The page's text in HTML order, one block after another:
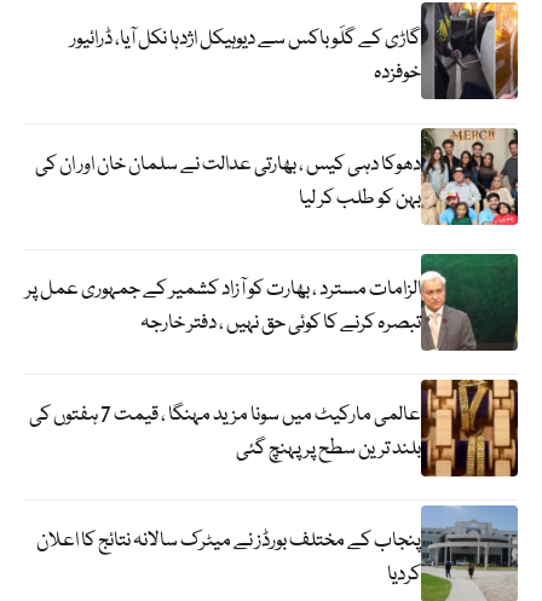
گاڑی کے گلَو باکس سے دیوہیکل اژدہا نکل آیا، ڈرائیور
خوفزدہ
دھوکا دہی کیس ، بھارتی عدالت نے سلمان خان اور ان کی
بہن کو طلب کر لیا
الزامات مسترد ، بھارت کو آزاد کشمیر کے جمہوری عمل پر
تبصرہ کرنے کا کوئی حق نہیں ، دفتر خارجہ
عالمی مارکیٹ میں سونا مزید مہنگا ، قیمت 7 ہفتوں کی
بلند ترین سطح پر پہنچ گئی
پنجاب کے مختلف بورڈز نے میٹرک سالانہ نتائج کا اعلان
کردیا